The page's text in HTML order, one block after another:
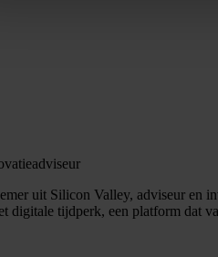
uit Silicon Valley, adviseur en
digitale tijdperk, een platform dat